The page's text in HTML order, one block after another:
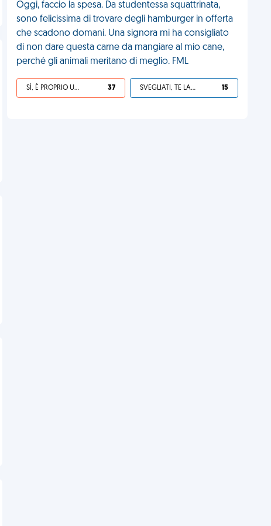
Oggi, faccio la spesa. Da studentessa squattrinata,
sono felicissima di trovare degli hamburger in offerta
che scadono domani. Una signora mi ha consigliato
di non dare questa carne da mangiare al mio cane,
perché gli animali meritano di meglio. FML
SÌ, È PROPRIO UNA VDM! 37 SVEGLIATI, TE LA SEI CERCATA! 15